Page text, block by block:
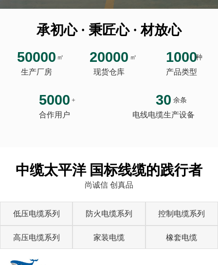
承初心 · 秉匠心 · 材放心
50000 ㎡
生产厂房
20000 ㎡
现货仓库
1000种
产品类型
5000 +
合作用户
30 余条
电线电缆生产设备
中缆太平洋 国标线缆的践行者
尚诚信 创真品
低压电缆系列 防火电缆系列 控制电缆系列
高压电缆系列 家装电缆 橡套电缆